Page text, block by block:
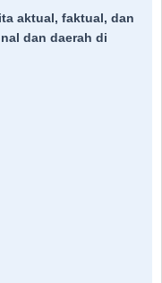
aktual, faktual, dan
dan daerah di